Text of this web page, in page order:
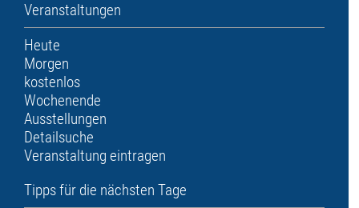
Veranstaltungen
Heute
Morgen
kostenlos
Wochenende
Ausstellungen
Detailsuche
Veranstaltung eintragen
Tipps für die nächsten Tage